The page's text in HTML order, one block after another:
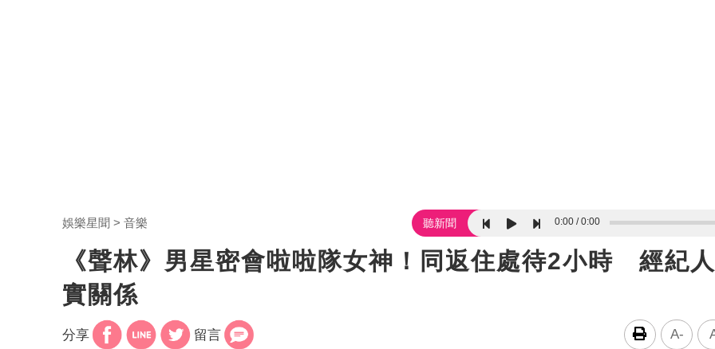
娛樂星聞 音樂 聽新聞 0:00 0:00
《聲林》男星密會啦啦隊女神！同返住處待2小時 經紀
實關係
分享 留言 A-